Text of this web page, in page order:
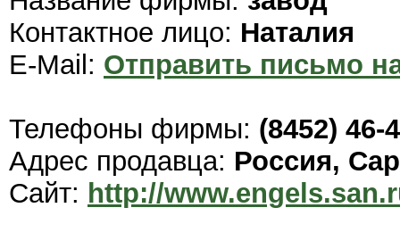
Контактное лицо: Наталия
E-Mail: Отправить письмо
Телефоны фирмы: (8452) 46-
Адрес продавца: Россия,
Сайт: http://